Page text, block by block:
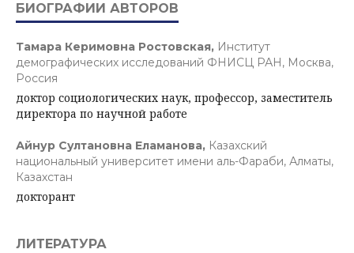
БИОГРАФИИ АВТОРОВ
Тамара Керимовна Ростовская, Институт
демографических исследований ФНИСЦ РАН, Москва,
Россия
доктор социологических наук, профессор, заместитель
директора по научной работе
Айнур Султановна Еламанова, Казахский
национальный университет имени аль-Фараби, Алматы,
Казахстан
докторант
ЛИТЕРАТУРА